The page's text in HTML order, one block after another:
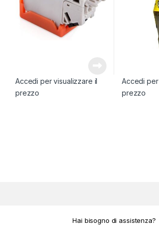
Accedi per visualizzare il
prezzo
Accedi
prezzo
Hai bisogno di assistenza?